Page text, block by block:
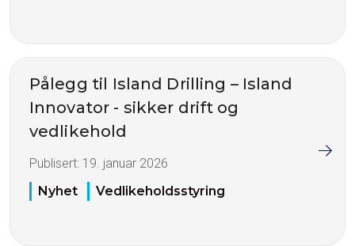
Pålegg til Island Drilling – Island
Innovator - sikker drift og
vedlikehold
Publisert: 19. januar 2026
Nyhet
Vedlikeholdsstyring